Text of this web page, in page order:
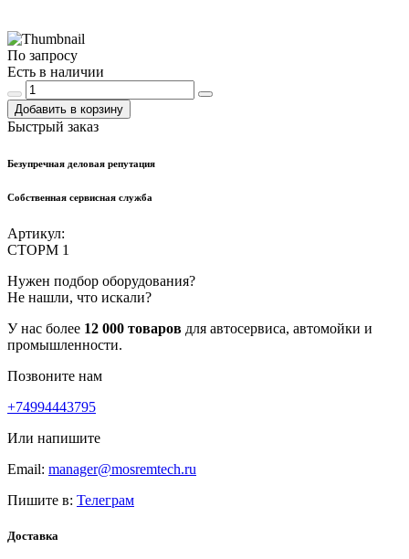
По запросу
Есть в наличии
Добавить в корзину
Быстрый заказ
Безупречная деловая репутация
Собственная сервисная служба
Артикул:
СТОРМ 1
Нужен подбор оборудования?
Не нашли, что искали?
У нас более 12 000 товаров для автосервиса, автомойки и
промышленности.
Позвоните нам
+74994443795
Или напишите
Email: manager@mosremtech.ru
Пишите в: Телеграм
Доставка